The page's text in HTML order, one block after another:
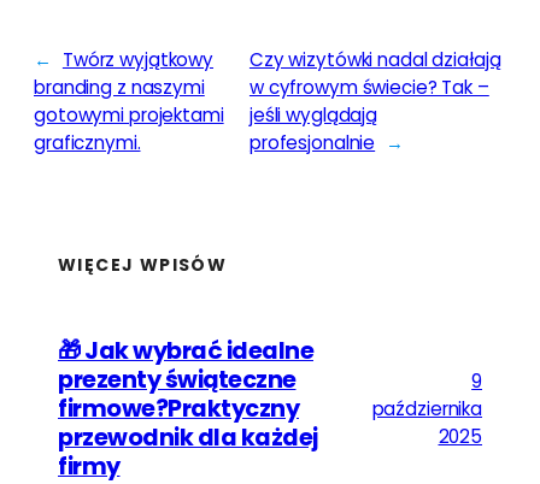
←
Twórz wyjątkowy
branding z naszymi
gotowymi projektami
graficznymi.
Czy wizytówki nadal działają
w cyfrowym świecie? Tak –
jeśli wyglądają
profesjonalnie
→
WIĘCEJ WPISÓW
🎁 Jak wybrać idealne
prezenty świąteczne
firmowe?Praktyczny
przewodnik dla każdej
firmy
9
października
2025